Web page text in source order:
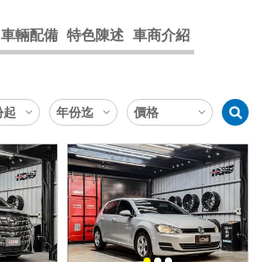
車輛配備 特色陳述 車商介紹